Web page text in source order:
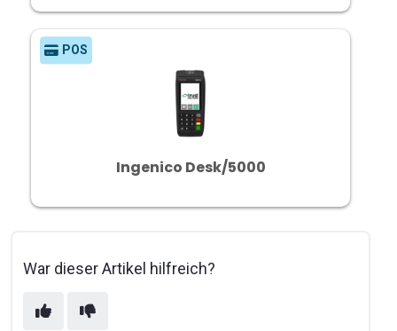
POS
Ingenico Desk/5000
War dieser Artikel hilfreich?